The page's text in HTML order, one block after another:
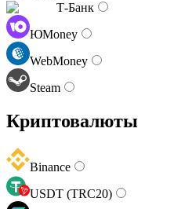
Т-Банк
ЮMoney
WebMoney
Steam
Криптовалюты
Binance
USDT (TRC20)